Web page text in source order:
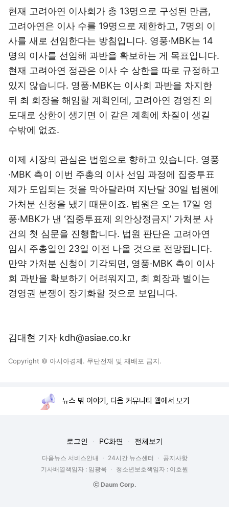
현재 고려아연 이사회가 총 13명으로 구성된 만큼,
고려아연은 이사 수를 19명으로 제한하고, 7명의 이
사를 새로 선임한다는 방침입니다. 영풍·MBK는 14
명의 이사를 선임해 과반을 확보하는 게 목표입니다.
현재 고려아연 정관은 이사 수 상한을 따로 규정하고
있지 않습니다. 영풍·MBK는 이사회 과반을 차지한
뒤 최 회장을 해임할 계획인데, 고려아연 경영진 의
도대로 상한이 생기면 이 같은 계획에 차질이 생길
수밖에 없죠.
이제 시장의 관심은 법원으로 향하고 있습니다. 영풍
·MBK 측이 이번 주총의 이사 선임 과정에 집중투표
제가 도입되는 것을 막아달라며 지난달 30일 법원에
가처분 신청을 냈기 때문이죠. 법원은 오는 17일 영
풍·MBK가 낸 ‘집중투표제 의안상정금지’ 가처분 사
건의 첫 심문을 진행합니다. 법원 판단은 고려아연
임시 주총일인 23일 이전 나올 것으로 전망됩니다.
만약 가처분 신청이 기각되면, 영풍·MBK 측이 이사
회 과반을 확보하기 어려워지고, 최 회장과 벌이는
경영권 분쟁이 장기화할 것으로 보입니다.
김대현 기자 kdh@asiae.co.kr
Copyright © 아시아경제. 무단전재 및 재배포 금지.
뉴스 밖 이야기, 다음 커뮤니티 웹에서 보기
로그인 PC화면 전체보기
다음뉴스 서비스안내 24시간 뉴스센터
공지사항
기사배열책임자 : 임광욱
청소년보호책임자 : 이호원
ⓒ Daum Corp.